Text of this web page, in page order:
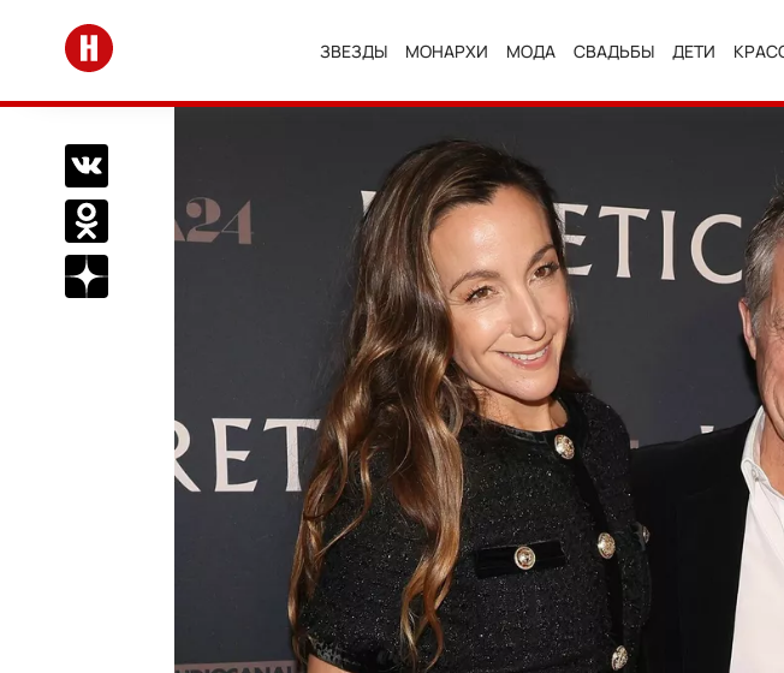
Перейти на главную
ЗВЕЗДЫ МОНАРХИ МОДА СВАДЬБЫ ДЕТИ
Поделиться Вконтакте
Поделиться в Одноклассниках
Подписаться на нас в Дзен